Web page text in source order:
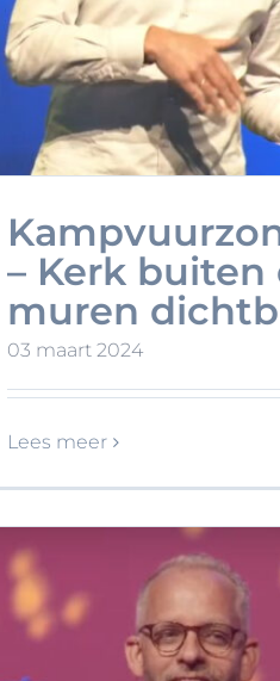
– Kerk buiten
muren
03 maart 2024
Lees meer